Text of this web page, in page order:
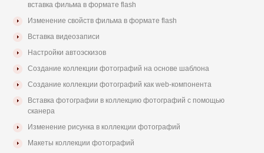
вставка фильма в формате flash
Изменение свойств фильма в формате flash
Вставка видеозаписи
Настройки автоэскизов
Создание коллекции фотографий на основе шаблона
Создание коллекции фотографий как web-компонента
Вставка фотографии в коллекцию фотографий с помощью
сканера
Изменение рисунка в коллекции фотографий
Макеты коллекции фотографий